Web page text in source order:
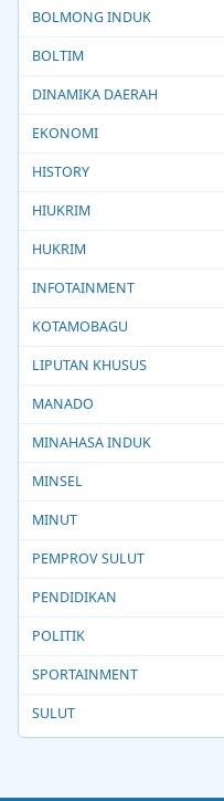
BOLMONG INDUK
BOLTIM
DINAMIKA DAERAH
EKONOMI
HISTORY
HIUKRIM
HUKRIM
INFOTAINMENT
KOTAMOBAGU
LIPUTAN KHUSUS
MANADO
MINAHASA INDUK
MINSEL
MINUT
PEMPROV SULUT
PENDIDIKAN
POLITIK
SPORTAINMENT
SULUT